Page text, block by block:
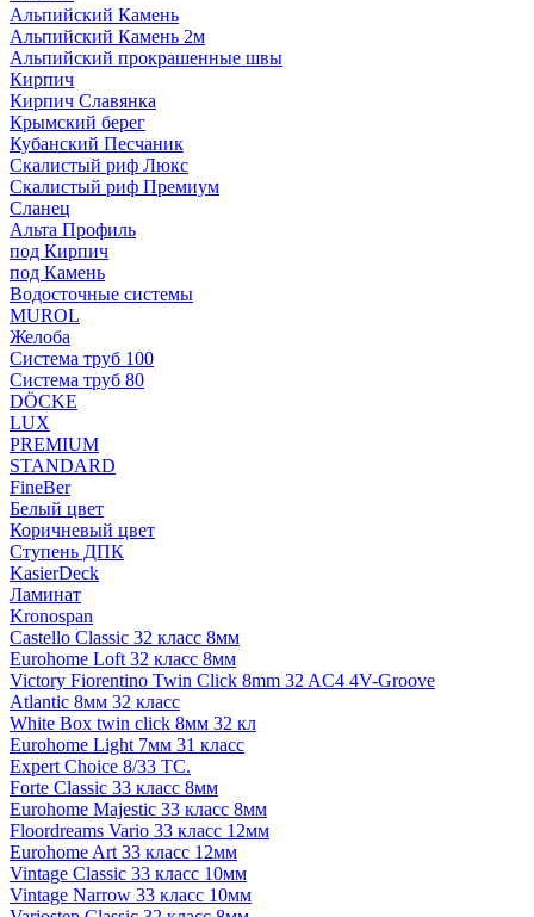
Альпийский Камень
Альпийский Камень 2м
Альпийский прокрашенные швы
Кирпич
Кирпич Славянка
Крымский берег
Кубанский Песчаник
Скалистый риф Люкс
Скалистый риф Премиум
Сланец
Альта Профиль
под Кирпич
под Камень
Водосточные системы
MUROL
Желоба
Система труб 100
Система труб 80
DÖCKE
LUX
PREMIUM
STANDARD
FineBer
Белый цвет
Коричневый цвет
Ступень ДПК
KasierDeck
Ламинат
Kronospan
Castello Classic 32 класс 8мм
Eurohome Loft 32 класс 8мм
Victory Fiorentino Twin Click 8mm 32 AC4 4V-Groove
Atlantic 8мм 32 класс
White Box twin click 8мм 32 кл
Eurohome Light 7мм 31 класс
Expert Choice 8/33 TC.
Forte Classic 33 класс 8мм
Eurohome Majestic 33 класс 8мм
Floordreams Vario 33 класс 12мм
Eurohome Art 33 класс 12мм
Vintage Classic 33 класс 10мм
Vintage Narrow 33 класс 10мм